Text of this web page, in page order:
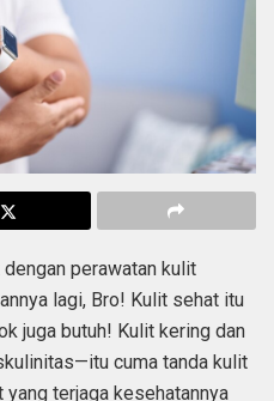
perawatan kulit
lagi, Bro! Kulit sehat itu
juga butuh! Kulit kering dan
cuma tanda kulit
yang terjaga kesehatannya